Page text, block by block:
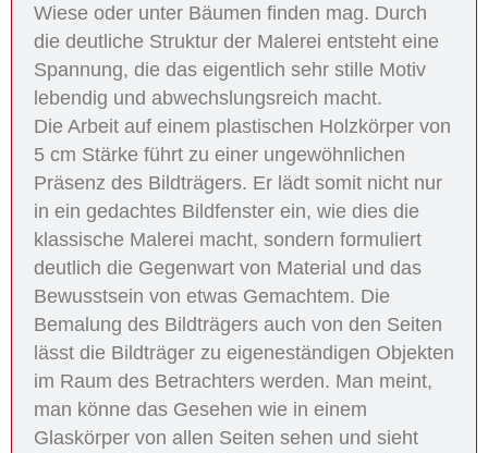
Wiese oder unter Bäumen finden mag. Durch
die deutliche Struktur der Malerei entsteht eine
Spannung, die das eigentlich sehr stille Motiv
lebendig und abwechslungsreich macht.
Die Arbeit auf einem plastischen Holzkörper von
5 cm Stärke führt zu einer ungewöhnlichen
Präsenz des Bildträgers. Er lädt somit nicht nur
in ein gedachtes Bildfenster ein, wie dies die
klassische Malerei macht, sondern formuliert
deutlich die Gegenwart von Material und das
Bewusstsein von etwas Gemachtem. Die
Bemalung des Bildträgers auch von den Seiten
lässt die Bildträger zu eigeneständigen Objekten
im Raum des Betrachters werden. Man meint,
man könne das Gesehen wie in einem
Glaskörper von allen Seiten sehen und sieht